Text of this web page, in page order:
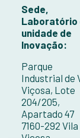
Sede,
Laboratório
unidade de
Inovação:
Parque
Industrial de
Viçosa, Lote
204/205,
Apartado 47
7160-292 Vila